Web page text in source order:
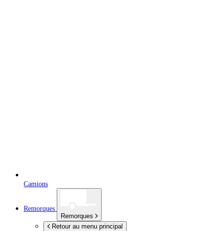
Camions
Remorques
Remorques
Retour au menu principal